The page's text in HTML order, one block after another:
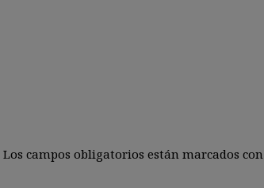
Los campos obligatorios están marcados con